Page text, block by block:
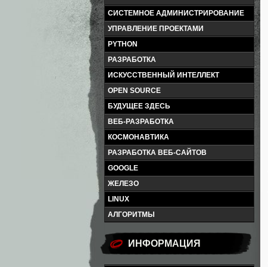
СИСТЕМНОЕ АДМИНИСТРИРОВАНИЕ
УПРАВЛЕНИЕ ПРОЕКТАМИ
PYTHON
РАЗРАБОТКА
ИСКУССТВЕННЫЙ ИНТЕЛЛЕКТ
OPEN SOURCE
БУДУЩЕЕ ЗДЕСЬ
ВЕБ-РАЗРАБОТКА
КОСМОНАВТИКА
РАЗРАБОТКА ВЕБ-САЙТОВ
GOOGLE
ЖЕЛЕЗО
LINUX
АЛГОРИТМЫ
ИНФОРМАЦИЯ